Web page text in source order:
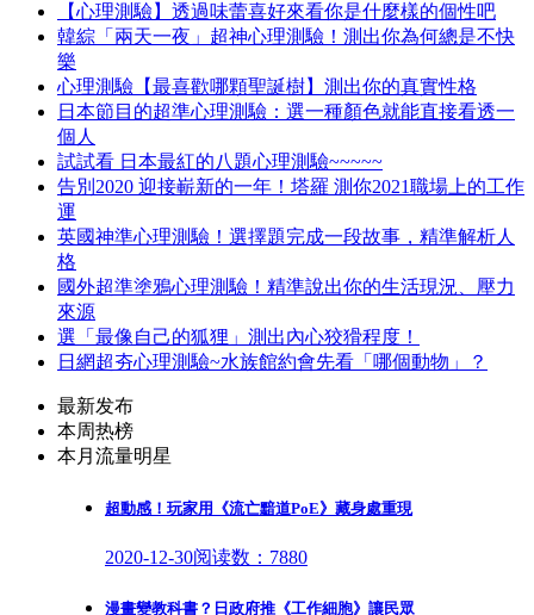
【心理測驗】透過味蕾喜好來看你是什麼樣的個性吧
韓綜「兩天一夜」超神心理測驗！測出你為何總是不快
樂
心理測驗【最喜歡哪顆聖誕樹】測出你的真實性格
日本節目的超準心理測驗：選一種顏色就能直接看透一
個人
試試看 日本最紅的八題心理測驗~~~~~
告別2020 迎接嶄新的一年！塔羅 測你2021職場上的工作
運
英國神準心理測驗！選擇題完成一段故事，精準解析人
格
國外超準塗鴉心理測驗！精準說出你的生活現況、壓力
來源
選「最像自己的狐狸」測出內心狡猾程度！
日網超夯心理測驗~水族館約會先看「哪個動物」？
最新发布
本周热榜
本月流量明星
超動感！玩家用《流亡黯道PoE》藏身處重現
2020-12-30阅读数：7880
漫畫變教科書？日政府推《工作細胞》讓民眾